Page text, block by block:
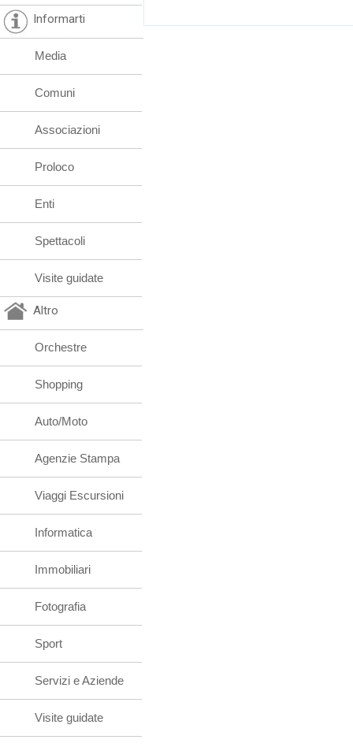
Informarti
Media
Comuni
Associazioni
Proloco
Enti
Spettacoli
Visite guidate
Altro
Orchestre
Shopping
Auto/Moto
Agenzie Stampa
Viaggi Escursioni
Informatica
Immobiliari
Fotografia
Sport
Servizi e Aziende
Visite guidate